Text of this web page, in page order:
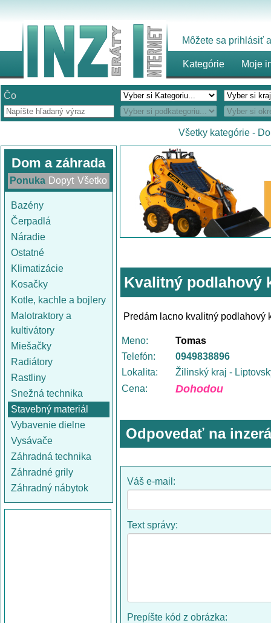
Môžete sa prihlásiť
Kategórie Moje
Čo
Všetky kategórie -
Dom a záhrada
Ponuka Dopyt Všetko
Bazény
Čerpadlá
Náradie
Ostatné
Klimatizácie
Kosačky
Kotle, kachle a bojlery
Malotraktory a
kultivátory
Miešačky
Radiátory
Rastliny
Snežná technika
Stavebný materiál
Vybavenie dielne
Vysávače
Záhradná technika
Záhradné grily
Záhradný nábytok
Kvalitný podlahový
Predám lacno kvalitný podlahový
Meno:
Tomas
Telefón:
0949838896
Lokalita:
Žilinský kraj -
Cena:
Dohodou
Odpovedať na
Váš e-mail:
Text správy:
Prepíšte kód z obrázka: